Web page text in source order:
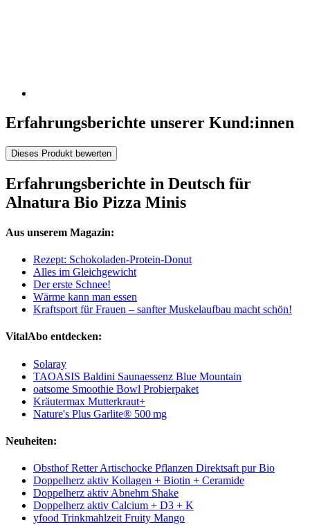
Erfahrungsberichte unserer Kund:innen
Dieses Produkt bewerten
Erfahrungsberichte in Deutsch für
Alnatura Bio Pizza Minis
Aus unserem Magazin:
Rezept: Schokoladen-Protein-Donut
Alles im Gleichgewicht
Der erste Schnee!
Wärme kann man essen
Kraftsport für Frauen – sanfter Muskelaufbau macht schön!
VitalAbo entdecken:
Solaray
TAOASIS Baldini Saunaessenz Blue Mountain
oatsome Smoothie Bowl Probierpaket
Kräutermax Mutterkraut+
Nature's Plus Garlite® 500 mg
Neuheiten:
Obsthof Retter Artischocke Pflanzen Direktsaft pur Bio
Doppelherz aktiv Kollagen + Biotin + Ceramide
Doppelherz aktiv Abnehm Shake
Doppelherz aktiv Calcium + D3 + K
yfood Trinkmahlzeit Fruity Mango